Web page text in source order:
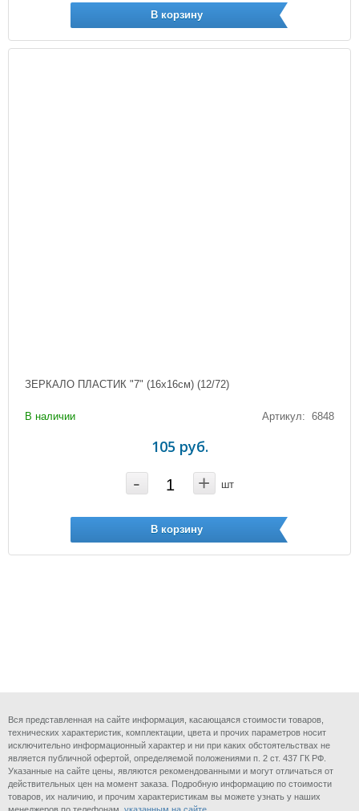
В корзину
ЗЕРКАЛО ПЛАСТИК "7" (16х16см) (12/72)
В наличии Артикул: 6848
105 руб.
- + шт
В корзину
Вся представленная на сайте информация, касающаяся стоимости товаров,
технических характеристик, комплектации, цвета и прочих параметров носит
исключительно информационный характер и ни при каких обстоятельствах не
является публичной офертой, определяемой положениями п. 2 ст. 437 ГК РФ.
Указанные на сайте цены, являются рекомендованными и могут отличаться от
действительных цен на момент заказа. Подробную информацию по стоимости
товаров, их наличию, и прочим характеристикам вы можете узнать у наших